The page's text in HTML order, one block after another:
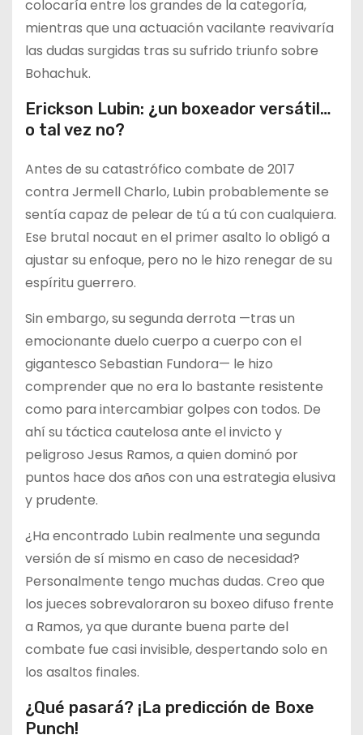
colocaría entre los grandes de la categoría,
mientras que una actuación vacilante reavivaría
las dudas surgidas tras su sufrido triunfo sobre
Bohachuk.
Erickson Lubin: ¿un boxeador versátil…
o tal vez no?
Antes de su catastrófico combate de 2017
contra Jermell Charlo, Lubin probablemente se
sentía capaz de pelear de tú a tú con cualquiera.
Ese brutal nocaut en el primer asalto lo obligó a
ajustar su enfoque, pero no le hizo renegar de su
espíritu guerrero.
Sin embargo, su segunda derrota —tras un
emocionante duelo cuerpo a cuerpo con el
gigantesco Sebastian Fundora— le hizo
comprender que no era lo bastante resistente
como para intercambiar golpes con todos. De
ahí su táctica cautelosa ante el invicto y
peligroso Jesus Ramos, a quien dominó por
puntos hace dos años con una estrategia elusiva
y prudente.
¿Ha encontrado Lubin realmente una segunda
versión de sí mismo en caso de necesidad?
Personalmente tengo muchas dudas. Creo que
los jueces sobrevaloraron su boxeo difuso frente
a Ramos, ya que durante buena parte del
combate fue casi invisible, despertando solo en
los asaltos finales.
¿Qué pasará? ¡La predicción de Boxe
Punch!